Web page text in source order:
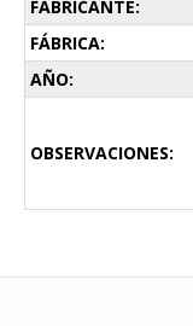
FABRICANTE:
FÁBRICA:
AÑO:
OBSERVACIONES: